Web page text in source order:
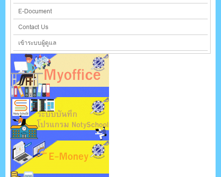
E-Document
Contact Us
เข้าระบบผู้ดูแล